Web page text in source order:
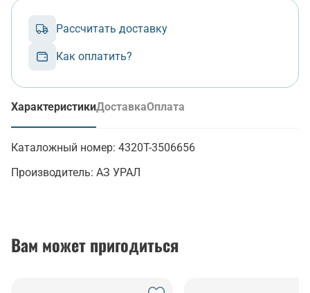
Рассчитать доставку
Как оплатить?
Характеристики
(активная вкладка)
ДоставкаОплата
Каталожный номер: 4320Т-3506656
Производитель: АЗ УРАЛ
Вам может пригодиться